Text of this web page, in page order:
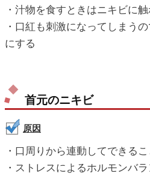
・汁物を食すときはニキビに
・口紅も刺激になってしまう
にする
首元のニキビ
原因
・口周りから連動してできる
・ストレスによるホルモンバ